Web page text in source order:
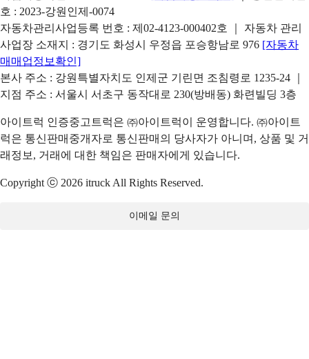
호 : 2023-강원인제-0074
자동차관리사업등록 번호 : 제02-4123-000402호 ｜ 자동차 관리
사업장 소재지 : 경기도 화성시 우정읍 포승항남로 976 [자동차
매매업정보확인]
본사 주소 : 강원특별자치도 인제군 기린면 조침령로 1235-24 ｜
지점 주소 : 서울시 서초구 동작대로 230(방배동) 화련빌딩 3층
아이트럭 인증중고트럭은 ㈜아이트럭이 운영합니다. ㈜아이트
럭은 통신판매중개자로 통신판매의 당사자가 아니며, 상품 및 거
래정보, 거래에 대한 책임은 판매자에게 있습니다.
Copyright ⓒ 2026 itruck All Rights Reserved.
이메일 문의